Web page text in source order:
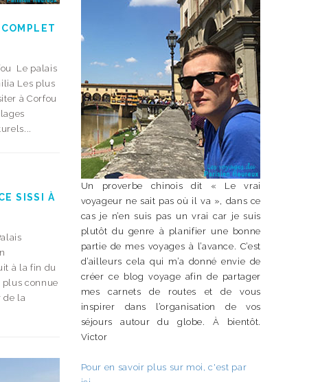
Le palais
Les plus
à Corfou
SISSI À
à la fin du
plus connue
de la
Un proverbe chinois dit « Le vrai
voyageur ne sait pas où il va », dans ce
cas je n’en suis pas un vrai car je suis
plutôt du genre à planifier une bonne
partie de mes voyages à l’avance. C’est
d’ailleurs cela qui m’a donné envie de
créer ce blog voyage afin de partager
mes carnets de routes et de vous
inspirer dans l’organisation de vos
séjours autour du globe. À bientôt.
Victor
Pour en savoir plus sur moi, c'est par